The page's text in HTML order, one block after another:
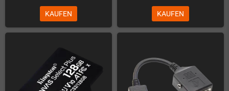
KAUFEN KAUFEN